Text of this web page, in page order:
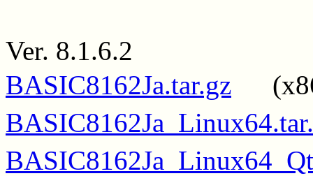
Ver. 8.1.6.2
BASIC8162Ja.tar.gz